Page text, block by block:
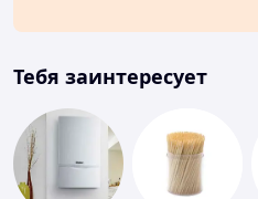
Тебя заинтересует